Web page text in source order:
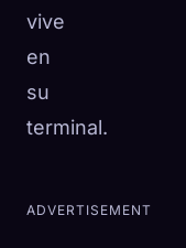
vive
en
su
terminal.
ADVERTISEMENT